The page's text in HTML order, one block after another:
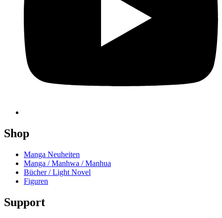
Shop
Manga Neuheiten
Manga / Manhwa / Manhua
Bücher / Light Novel
Figuren
Support